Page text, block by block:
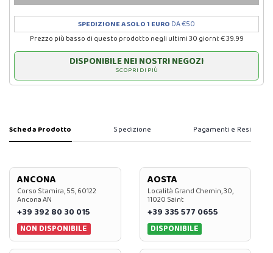
SPEDIZIONE A SOLO 1 EURO DA €50
Prezzo più basso di questo prodotto negli ultimi 30 giorni: € 39.99
DISPONIBILE NEI NOSTRI NEGOZI
SCOPRI DI PIÙ
Scheda Prodotto Spedizione Pagamenti e Resi
ANCONA
Corso Stamira, 55, 60122
Ancona AN
+39 392 80 30 015
NON DISPONIBILE
AOSTA
Località Grand Chemin, 30,
11020 Saint
+39 335 577 0655
DISPONIBILE